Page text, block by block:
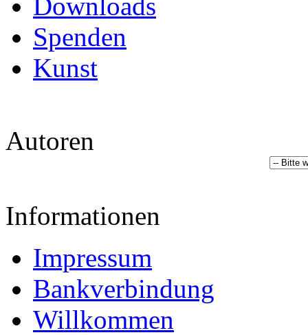
Spenden
Kunst
Autoren
Informationen
Impressum
Bankverbindung
Willkommen